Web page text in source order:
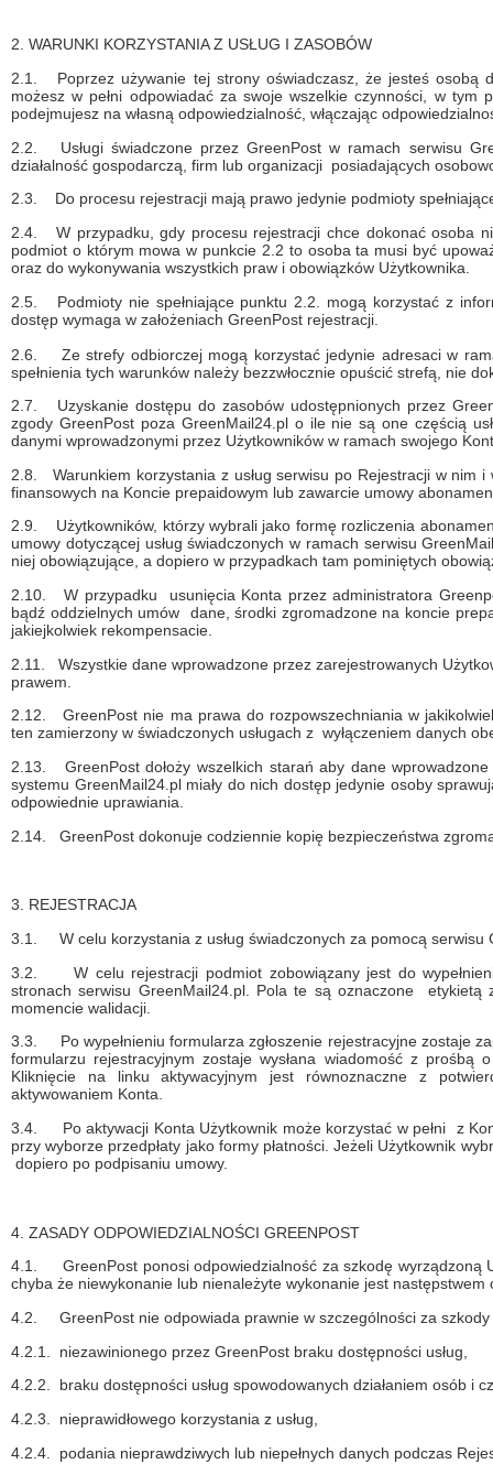
2. WARUNKI KORZYSTANIA Z USŁUG I ZASOBÓW
2.1.
Poprzez używanie tej strony oświadczasz, że jesteś osobą
możesz w pełni odpowiadać za swoje wszelkie czynności, w
podejmujesz na własną odpowiedzialność, włączając
2.2.
Usługi świadczone przez GreenPost w ramach serwisu
działalność gospodarczą, firm lub organizacji posiadających
2.3.
Do procesu rejestracji mają prawo jedynie podmioty
2.4.
W przypadku, gdy procesu rejestracji chce dokonać osoba
podmiot o którym mowa w punkcie 2.2 to osoba ta musi być
oraz do wykonywania wszystkich praw i obowiązków Użytkownika.
2.5.
Podmioty nie spełniające punktu 2.2. mogą korzystać z
dostęp wymaga w założeniach GreenPost rejestracji.
2.6.
Ze strefy odbiorczej mogą korzystać jedynie adresaci w
spełnienia tych warunków należy bezzwłocznie opuścić strefą, nie
2.7.
Uzyskanie dostępu do zasobów udostępnionych przez
zgody GreenPost poza GreenMail24.pl o ile nie są one częścią
danymi wprowadzonymi przez Użytkowników w ramach swojego
2.8.
Warunkiem korzystania z usług serwisu po Rejestracji w nim
finansowych na Koncie prepaidowym lub zawarcie umowy
2.9.
Użytkowników, którzy wybrali jako formę rozliczenia
umowy dotyczącej usług świadczonych w ramach serwisu
niej obowiązujące, a dopiero w przypadkach tam pominiętych
2.10.
W przypadku usunięcia Konta przez administratora
bądź oddzielnych umów dane, środki zgromadzone na koncie
jakiejkolwiek rekompensacie.
2.11.
Wszystkie dane wprowadzone przez zarejestrowanych
prawem.
2.12.
GreenPost nie ma prawa do rozpowszechniania w
ten zamierzony w świadczonych usługach z wyłączeniem danych
2.13.
GreenPost dołoży wszelkich starań aby dane
systemu GreenMail24.pl miały do nich dostęp jedynie osoby
odpowiednie uprawiania.
2.14.
GreenPost dokonuje codziennie kopię bezpieczeństwa
3. REJESTRACJA
3.1.
W celu korzystania z usług świadczonych za pomocą
3.2.
W celu rejestracji podmiot zobowiązany jest do
stronach serwisu GreenMail24.pl. Pola te są oznaczone
momencie walidacji.
3.3.
Po wypełnieniu formularza zgłoszenie rejestracyjne
formularzu rejestracyjnym zostaje wysłana wiadomość z prośbą
Kliknięcie na linku aktywacyjnym jest równoznaczne z
aktywowaniem Konta.
3.4.
Po aktywacji Konta Użytkownik może korzystać w pełni z
przy wyborze przedpłaty jako formy płatności. Jeżeli Użytkownik
dopiero po podpisaniu umowy.
4. ZASADY ODPOWIEDZIALNOŚCI GREENPOST
4.1.
GreenPost ponosi odpowiedzialność za szkodę wyrządzoną
chyba że niewykonanie lub nienależyte wykonanie jest
4.2.
GreenPost nie odpowiada prawnie w szczególności za szkody
4.2.1.
niezawinionego przez GreenPost braku dostępności usług,
4.2.2.
braku dostępności usług spowodowanych działaniem osób i
4.2.3.
nieprawidłowego korzystania z usług,
4.2.4.
podania nieprawdziwych lub niepełnych danych podczas